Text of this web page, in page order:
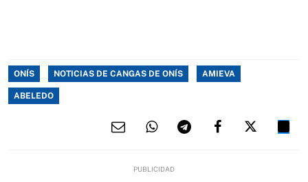
ONÍS NOTICIAS DE CANGAS DE ONÍS AMIEVA
ABELEDO